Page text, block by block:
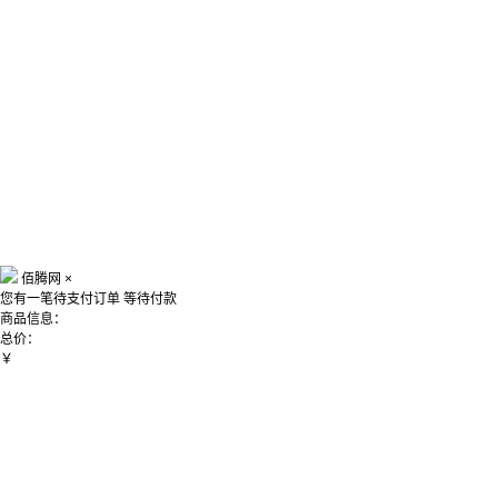
佰腾网 ×
您有一笔待支付订单 等待付款
商品信息：
总价：
￥